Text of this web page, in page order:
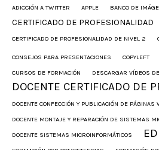
ADICCIÓN A TWITTER APPLE BANCO DE
CERTIFICADO DE PROFESIONALIDAD
CERTIFICADO DE PROFESIONALIDAD DE NIVEL 2
CONSEJOS PARA PRESENTACIONES COPYLEFT
CURSOS DE FORMACIÓN DESCARGAR VÍDEOS
DOCENTE CERTIFICADO DE
DOCENTE CONFECCIÓN Y PUBLICACIÓN DE PÁGINAS
DOCENTE MONTAJE Y REPARACIÓN DE SISTEMAS
DOCENTE SISTEMAS MICROINFORMÁTICOS